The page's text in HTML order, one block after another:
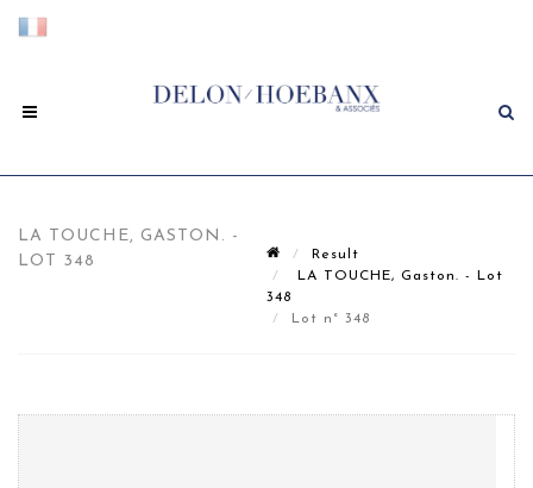
LA TOUCHE, GASTON. -
LOT 348
Result
LA TOUCHE, Gaston. - Lot
348
Lot n° 348